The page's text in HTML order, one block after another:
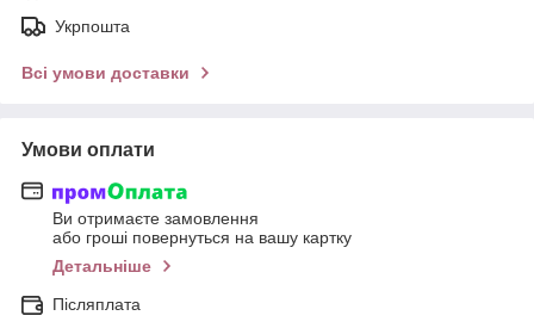
Укрпошта
Всі умови доставки
Умови оплати
Ви отримаєте замовлення
або гроші повернуться на вашу картку
Детальніше
Післяплата